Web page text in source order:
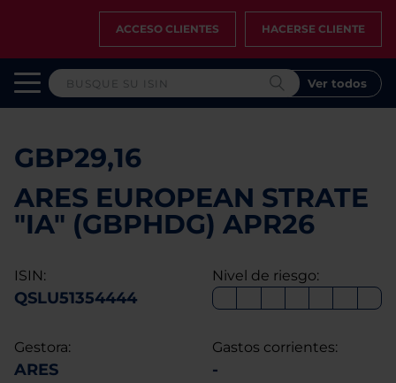
ACCESO CLIENTES HACERSE CLIENTE
Ver todos
GBP29,16
ARES EUROPEAN STRATE
"IA" (GBPHDG) APR26
ISIN:
QSLU51354444
Nivel de riesgo:
Gestora:
ARES
Gastos corrientes:
-